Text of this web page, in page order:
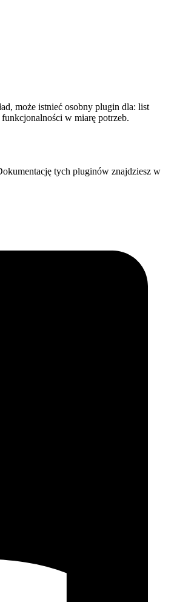
może istnieć osobny plugin dla: list
w miarę potrzeb.
tych pluginów znajdziesz w